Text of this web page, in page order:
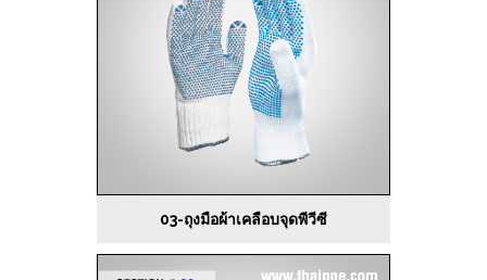
03-ถุงมือผ้าเคลือบจุดพีวีซี